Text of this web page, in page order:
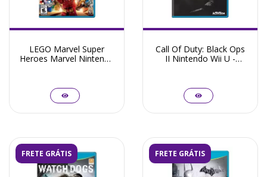
LEGO Marvel Super
Heroes Marvel Nintendo
Call Of Duty: Black Ops
II Nintendo Wii U -
FRETE GRÁTIS FRETE GRÁTIS